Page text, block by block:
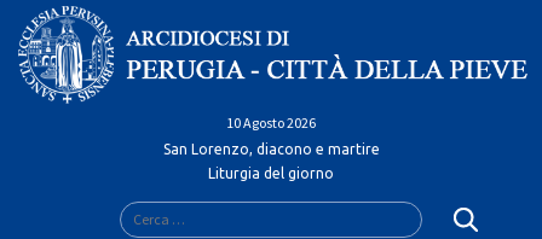
Skip
content
10 Agosto 2026
San Lorenzo, diacono e martire
Liturgia del giorno
Ricerca
per: